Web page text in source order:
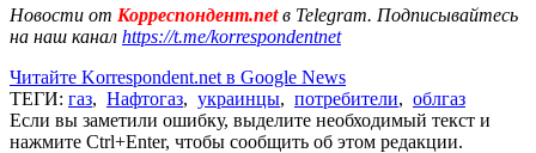
Новости от Корреспондент.netв Telegram. Подписывайтесь
на наш канал https://t.me/korrespondentnet
Читайте Korrespondent.net в Google News
ТЕГИ: газ, Нафтогаз, украинцы, потребители, облгаз
Если вы заметили ошибку, выделите необходимый текст и
нажмите Ctrl+Enter, чтобы сообщить об этом редакции.